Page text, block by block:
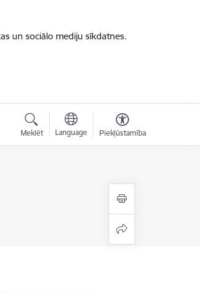
un sociālo mediju sīkdatnes.
Meklēt Language Piekļūstamība